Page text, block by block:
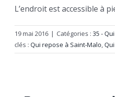
L’endroit est accessible à
19 mai 2016 | Catégories : 35 -
clés : Qui repose à Saint-Malo,